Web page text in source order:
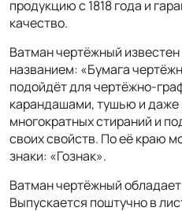
продукцию с 1818 года и
качество.
Ватман чертёжный
названием: «Бумага
подойдёт для чертёжно-
карандашами, тушью и
многократных стираний и
своих свойств. По её краю
знаки: «Гознак».
Ватман чертёжный
Выпускается поштучно в